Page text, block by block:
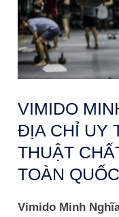
VIMIDO
ĐỊA CHỈ UY
THUẬT
TOÀN QUỐC
Vimido Minh